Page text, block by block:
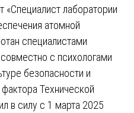
«Специалист лаборатории
атомной
специалистами
с психологами
безопасности и
Технической
в силу с 1 марта 2025